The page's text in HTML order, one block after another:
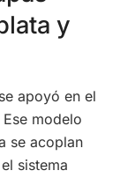
y
apoyó en el
modelo
se acoplan
sistema